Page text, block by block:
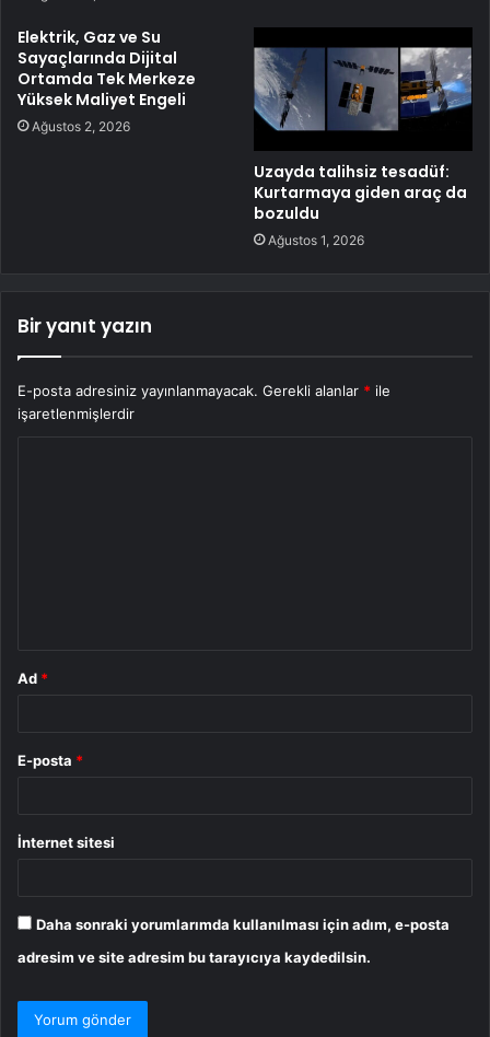
Elektrik, Gaz ve Su
Sayaçlarında Dijital
Ortamda Tek Merkeze
Yüksek Maliyet Engeli
Ağustos 2, 2026
Uzayda talihsiz tesadüf:
Kurtarmaya giden araç da
bozuldu
Ağustos 1, 2026
Bir yanıt yazın
E-posta adresiniz yayınlanmayacak. Gerekli alanlar * ile
işaretlenmişlerdir
Ad *
E-posta *
İnternet sitesi
Daha sonraki yorumlarımda kullanılması için adım, e-posta
adresim ve site adresim bu tarayıcıya kaydedilsin.